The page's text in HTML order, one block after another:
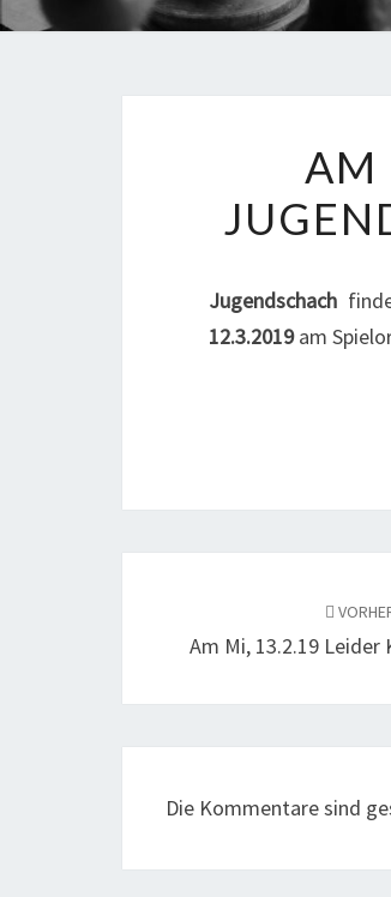
AM
Jugendschach
12.3.2019 am
Am Mi, 13.2.19 Leider
Die Kommentare sind